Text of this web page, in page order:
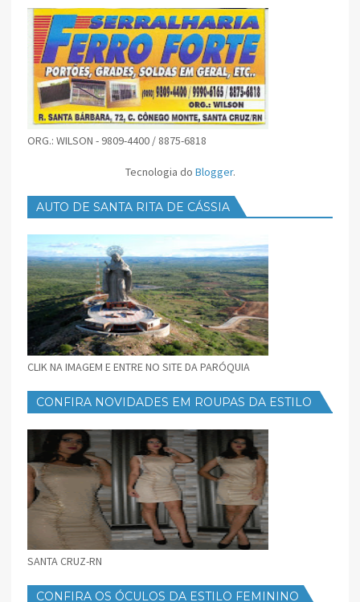
ORG.: WILSON - 9809-4400 / 8875-6818
Tecnologia do Blogger.
AUTO DE SANTA RITA DE CÁSSIA
CLIK NA IMAGEM E ENTRE NO SITE DA PARÓQUIA
CONFIRA NOVIDADES EM ROUPAS DA ESTILO
SANTA CRUZ-RN
CONFIRA OS ÓCULOS DA ESTILO FEMININO